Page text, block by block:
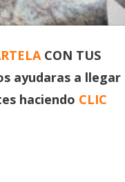
CON TUS
ayudaras a llegar
haciendo CLIC